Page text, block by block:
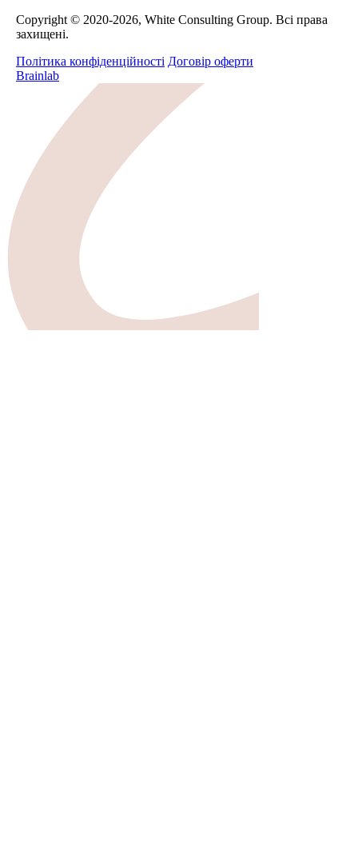
Сopyright © 2020-2026, White Consulting Group. Всі права
захищені.
Політика конфіденційності Договір оферти
Brainlab